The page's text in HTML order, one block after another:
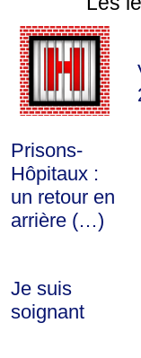
Prisons-
Hôpitaux :
un retour en
arrière (…)
Je suis
soignant